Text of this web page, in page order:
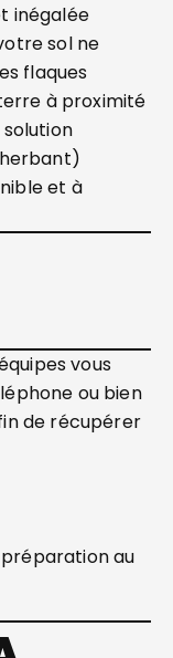
inégalée
sol ne
flaques
à proximité
solution
et à
vous
ou bien
de récupérer
au